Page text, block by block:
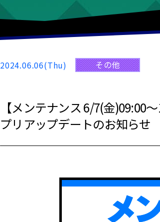
2024.06.06(Thu) その他
【メンテナンス 6/7(金)09:00
プリアップデートのお知らせ